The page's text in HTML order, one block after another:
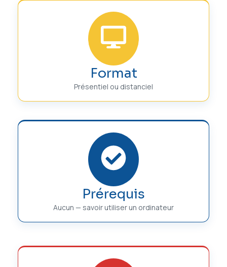
Format
Présentiel ou distanciel
Prérequis
Aucun — savoir utiliser un ordinateur